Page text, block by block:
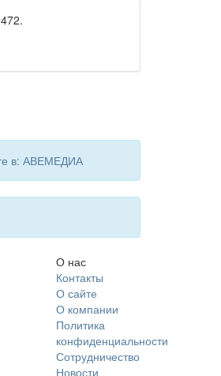
в: АВЕМЕДИА
О нас
Контакты
О сайте
О компании
Политика
конфиденциальности
Сотрудничество
Новости